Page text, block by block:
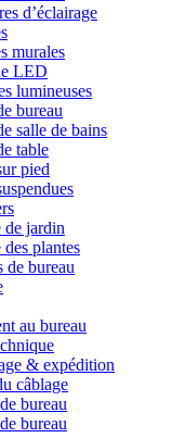
d’éclairage
murales
LED
lumineuses
bureau
salle de bains
table
pied
de jardin
plantes
de bureau
au bureau
& expédition
câblage
bureau
bureau